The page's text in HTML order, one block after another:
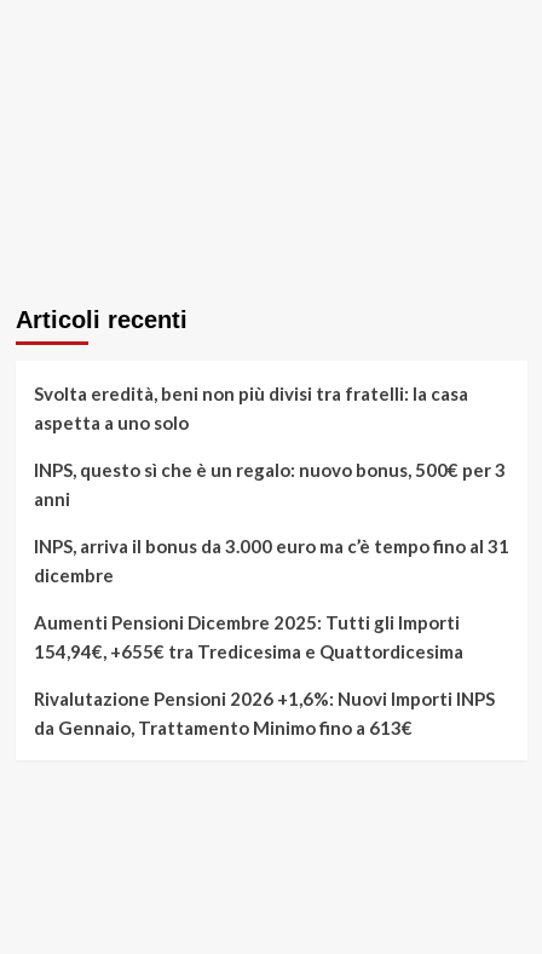
Articoli recenti
Svolta eredità, beni non più divisi tra fratelli: la casa
aspetta a uno solo
INPS, questo sì che è un regalo: nuovo bonus, 500€ per 3
anni
INPS, arriva il bonus da 3.000 euro ma c’è tempo fino al 31
dicembre
Aumenti Pensioni Dicembre 2025: Tutti gli Importi
154,94€, +655€ tra Tredicesima e Quattordicesima
Rivalutazione Pensioni 2026 +1,6%: Nuovi Importi INPS
da Gennaio, Trattamento Minimo fino a 613€